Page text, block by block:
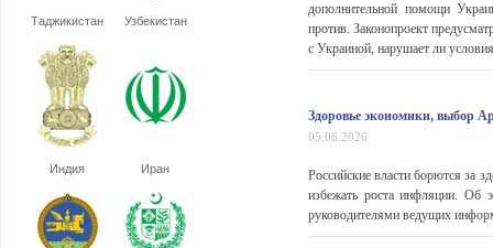
Таджикистан Узбекистан
Индия Иран
дополнительной помощи
против. Законопроект
с Украиной, нарушает ли
Здоровье экономики, выбор
05.06.2026
Российские власти борются за
избежать роста инфляции. Об
руководителями ведущих